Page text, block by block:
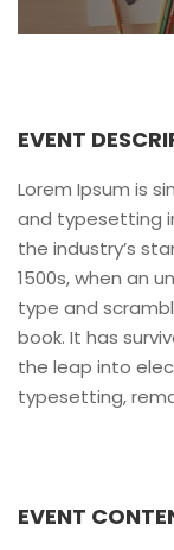
EVENT
Lorem Ipsum is
and typesetting
the industry’s
1500s, when an
type and
book. It has
the leap into
typesetting,
EVENT